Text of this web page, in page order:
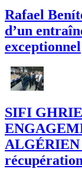
Rafael
d’un
exceptionnel
SIFI
ALGÉRIEN